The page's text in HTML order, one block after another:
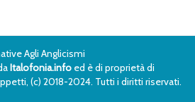
Agli Anglicismi
Italofonia.info ed è di proprietà di
(c) 2018-2024. Tutti i diritti riservati.